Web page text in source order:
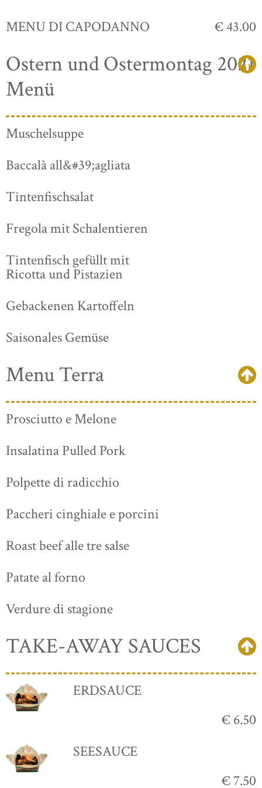
MENU DI CAPODANNO
€ 43.00
Ostern und Ostermontag 2021
Menü
Muschelsuppe
Baccalà all&#39;agliata
Tintenfischsalat
Fregola mit Schalentieren
Tintenfisch gefüllt mit
Ricotta und Pistazien
Gebackenen Kartoffeln
Saisonales Gemüse
Menu Terra
Prosciutto e Melone
Insalatina Pulled Pork
Polpette di radicchio
Paccheri cinghiale e porcini
Roast beef alle tre salse
Patate al forno
Verdure di stagione
TAKE-AWAY SAUCES
ERDSAUCE
€ 6.50
SEESAUCE
€ 7.50